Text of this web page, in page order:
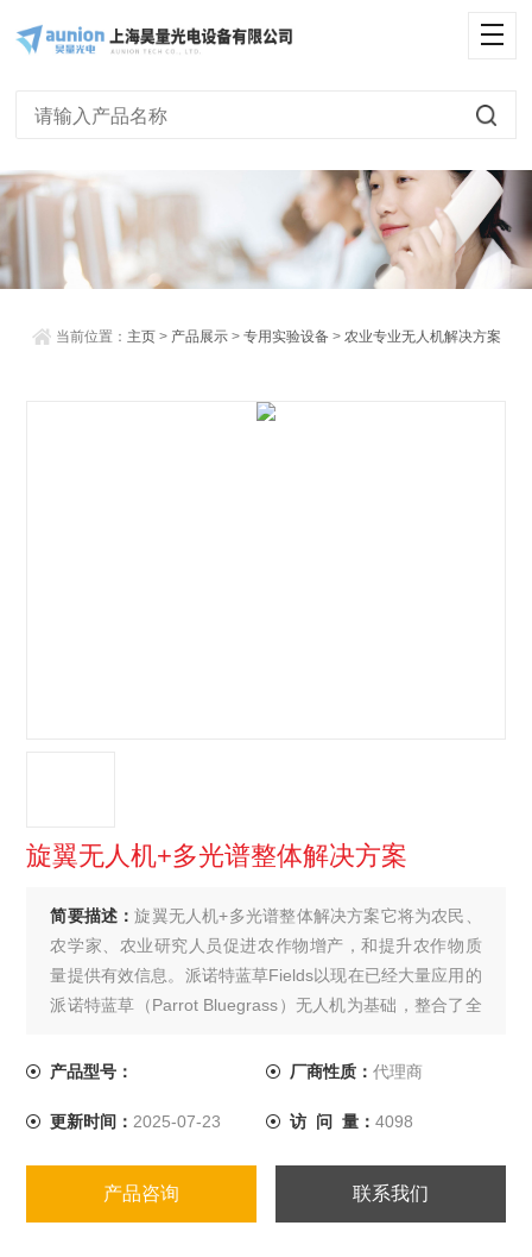
当前位置： 主页 > 产品展示 >专用实验设备 >农业专业无人机解决方案
旋翼无人机+多光谱整体解决方案
简要描述：旋翼无人机+多光谱整体解决方案它将为农民、
农学家、农业研究人员促进农作物增产，和提升农作物质
量提供有效信息。派诺特蓝草Fields以现在已经大量应用的
派诺特蓝草（Parrot Bluegrass）无人机为基础，整合了全
云端版无人机制图软件。
产品型号： 厂商性质： 代理商
更新时间： 2025-07-23 访 问 量： 4098
产品咨询 联系我们